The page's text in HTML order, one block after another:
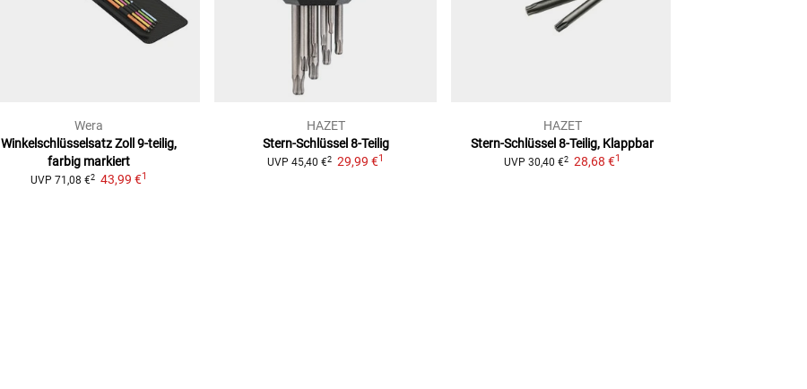
Wera
Winkelschlüsselsatz Zoll 9-teilig,
farbig markiert
UVP 71,08 €2 43,99 €1
HAZET
Stern-Schlüssel 8-Teilig
UVP 45,40 €2 29,99 €1
HAZET
Stern-Schlüssel 8-Teilig, Klappbar
UVP 30,40 €2 28,68 €1